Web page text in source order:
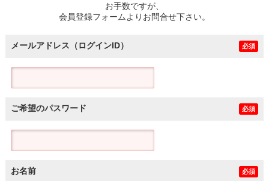
お手数ですが、
会員登録フォームよりお問合せ下さい。
メールアドレス（ログインID） 必須
ご希望のパスワード 必須
お名前 必須